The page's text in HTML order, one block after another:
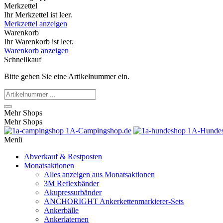
Merkzettel
Ihr Merkzettel ist leer.
Merkzettel anzeigen
Warenkorb
Ihr Warenkorb ist leer.
Warenkorb anzeigen
Schnellkauf
Bitte geben Sie eine Artikelnummer ein.
Mehr Shops
Mehr Shops
1A-Campingshop.de
1A-
Menü
Abverkauf & Restposten
Monatsaktionen
Alles anzeigen aus Monatsaktionen
3M Reflexbänder
Akupressurbänder
ANCHORIGHT Ankerkettenmarkierer-Sets
Ankerbälle
Ankerlaternen